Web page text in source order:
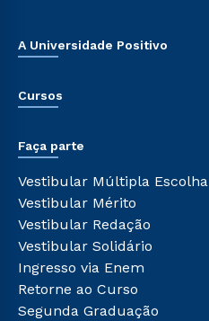
A Universidade Positivo
Sala de Imprensa
Sou Colaborador
Ética e Integridade
Cursos
Pós-graduação
Cursos de Medicina
Cursos Livres
Cursos Técnicos
Cursos Profissionalizantes
Faça parte
Vestibular Múltipla Escolha
Vestibular Mérito
Vestibular Redação
Vestibular Solidário
Ingresso via Enem
Retorne ao Curso
Segunda Graduação